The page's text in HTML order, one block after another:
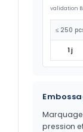
validation
≤ 250
1 j
pression